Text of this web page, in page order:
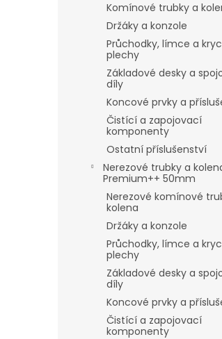
Komínové trubky a
Držáky a konzole
Průchodky, límce a
plechy
Základové desky a
díly
Koncové prvky a
Čistící a zapojovací
komponenty
Ostatní příslušenství
Nerezové trubky a
Premium++ 50mm
Nerezové komínové
kolena
Držáky a konzole
Průchodky, límce a
plechy
Základové desky a
díly
Koncové prvky a
Čistící a zapojovací
komponenty